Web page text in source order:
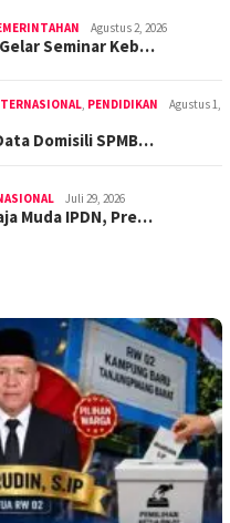
Agustus 2, 2026
Seminar Keb…
, PENDIDIKAN
Agustus 1,
Domisili SPMB…
Juli 29, 2026
Muda IPDN, Pre…